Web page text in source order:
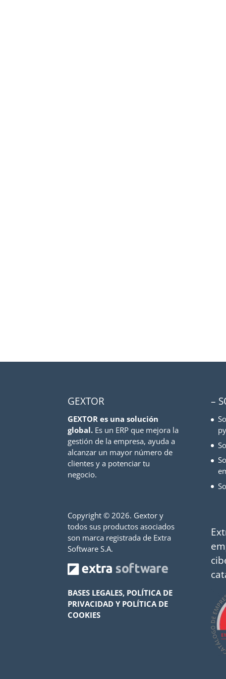
GEXTOR
GEXTOR es una solución
global. Es un ERP que mejora la
gestión de la empresa, ayuda a
alcanzar un mayor número de
clientes y a potenciar tu
negocio.
Copyright ©2026. Gextor y
todos sus productos asociados
son marca registrada de Extra
Software S.A.
BASES LEGALES, POLÍTICA DE
PRIVACIDAD Y POLÍTICA DE
COOKIES
–